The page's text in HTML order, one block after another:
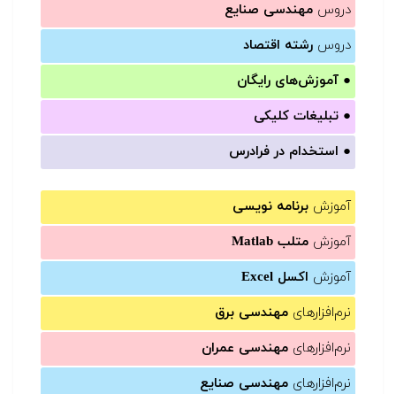
دروس مهندسی صنایع
دروس رشته اقتصاد
● آموزش‌های رایگان
● تبلیغات کلیکی
● استخدام در فرادرس
آموزش برنامه نویسی
آموزش متلب Matlab
آموزش اکسل Excel
نرم‌افزارهای مهندسی برق
نرم‌افزارهای مهندسی عمران
نرم‌افزارهای مهندسی صنایع